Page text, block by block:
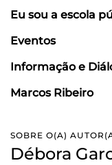
Eu sou a escola
Eventos
Informação e
Marcos Ribeiro
SOBRE O(A)
Débora